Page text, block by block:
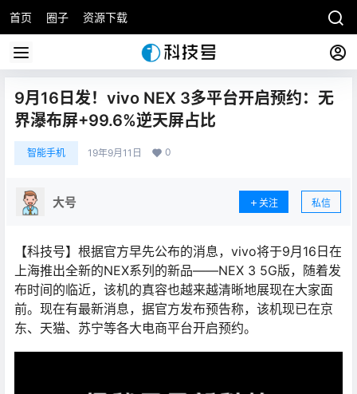
首页 圈子 资源下载
9月16日发！vivo NEX 3多平台开启预约：无
界瀑布屏+99.6%逆天屏占比
智能手机 19年9月11日 0
大号 关注 私信
【科技号】根据官方早先公布的消息，vivo将于9月16日在
上海推出全新的NEX系列的新品——NEX 3 5G版，随着发
布时间的临近，该机的真容也越来越清晰地展现在大家面
前。现在有最新消息，据官方发布预告称，该机现已在京
东、天猫、苏宁等各大电商平台开启预约。